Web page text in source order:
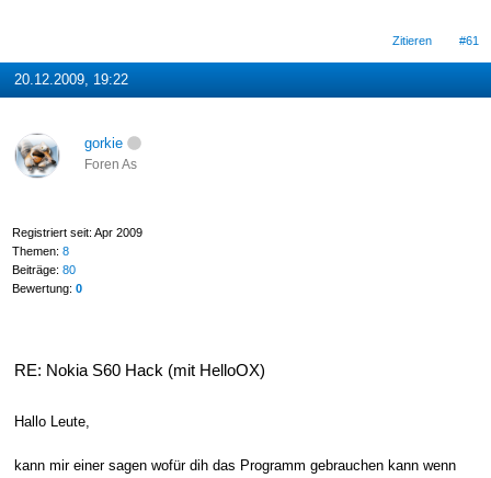
Zitieren #61
20.12.2009, 19:22
gorkie
Foren As
Registriert seit: Apr 2009
Themen: 8
Beiträge: 80
Bewertung: 0
RE: Nokia S60 Hack (mit HelloOX)
Hallo Leute,
kann mir einer sagen wofür dih das Programm gebrauchen kann wenn